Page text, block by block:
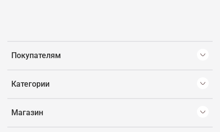
Покупателям
Категории
Магазин